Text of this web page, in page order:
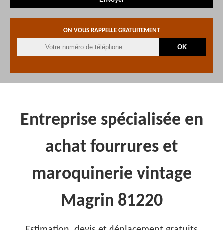
ON VOUS RAPPELLE GRATUITEMENT
Entreprise spécialisée en
achat fourrures et
maroquinerie vintage
Magrin 81220